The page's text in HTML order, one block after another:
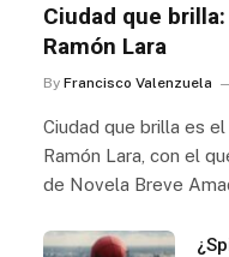
Ciudad que
Ramón Lara
By Francisco Valenzuela
Ciudad que brilla es
Ramón Lara, con el
de Novela Breve